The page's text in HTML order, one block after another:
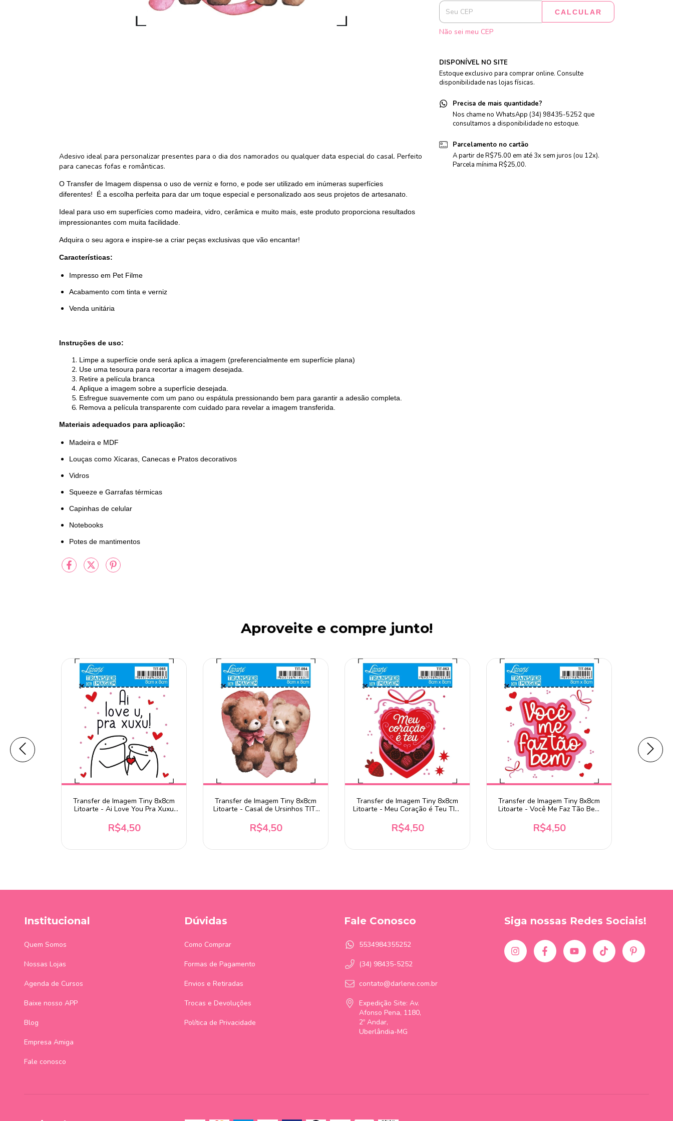
Adesivo ideal para personalizar presentes para o dia dos namorados ou qualquer data especial do casal. Perfeito
para canecas fofas e românticas.
O Transfer de Imagem dispensa o uso de verniz e forno, e pode ser utilizado em inúmeras superfícies
diferentes! É a escolha perfeita para dar um toque especial e personalizado aos seus projetos de artesanato.
Ideal para uso em superfícies como madeira, vidro, cerâmica e muito mais, este produto proporciona resultados
impressionantes com muita facilidade.
Adquira o seu agora e inspire-se a criar peças exclusivas que vão encantar!
Características:
Impresso em Pet Filme
Acabamento com tinta e verniz
Venda unitária
Instruções de uso:
Limpe a superfície onde será aplica a imagem (preferencialmente em superfície plana)
Use uma tesoura para recortar a imagem desejada.
Retire a película branca
Aplique a imagem sobre a superfície desejada.
Esfregue suavemente com um pano ou espátula pressionando bem para garantir a adesão completa.
Remova a película transparente com cuidado para revelar a imagem transferida.
Materiais adequados para aplicação:
Madeira e MDF
Louças como Xícaras, Canecas e Pratos decorativos
Vidros
Squeeze e Garrafas térmicas
Capinhas de celular
Notebooks
Potes de mantimentos
CALCULAR
Não sei meu CEP
DISPONÍVEL NO SITE
Estoque exclusivo para comprar online. Consulte
disponibilidade nas lojas físicas.
Precisa de mais quantidade?
Nos chame no WhatsApp (34) 98435-5252 que
consultamos a disponibilidade no estoque.
Parcelamento no cartão
A partir de R$75.00 em até 3x sem juros (ou 12x).
Parcela mínima R$25,00.
Aproveite e compre junto!
Transfer de Imagem Tiny 8x8cm
Litoarte - Ai Love You Pra Xuxu
R$4,50
Transfer de Imagem Tiny 8x8cm
Litoarte - Casal de Ursinhos TIT-
R$4,50
Transfer de Imagem Tiny 8x8cm
Litoarte - Meu Coração é Teu TIT-
R$4,50
Transfer de Imagem Tiny 8x8cm
Litoarte - Você Me Faz Tão Bem
R$4,50
Institucional
Quem Somos
Nossas Lojas
Agenda de Cursos
Baixe nosso APP
Blog
Empresa Amiga
Fale conosco
Dúvidas
Como Comprar
Formas de Pagamento
Envios e Retiradas
Trocas e Devoluções
Política de Privacidade
Fale Conosco
5534984355252
(34) 98435-5252
contato@darlene.com.br
Expedição Site: Av.
Afonso Pena, 1180,
2º Andar,
Uberlândia-MG
Siga nossas Redes Sociais!